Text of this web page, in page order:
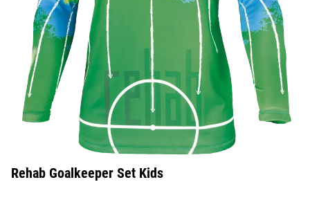
Rehab Goalkeeper Set Kids